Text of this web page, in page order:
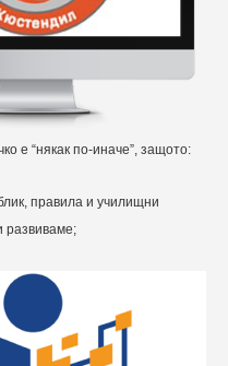
е “някак по-иначе”, защото:
правила и училищни
развиваме;